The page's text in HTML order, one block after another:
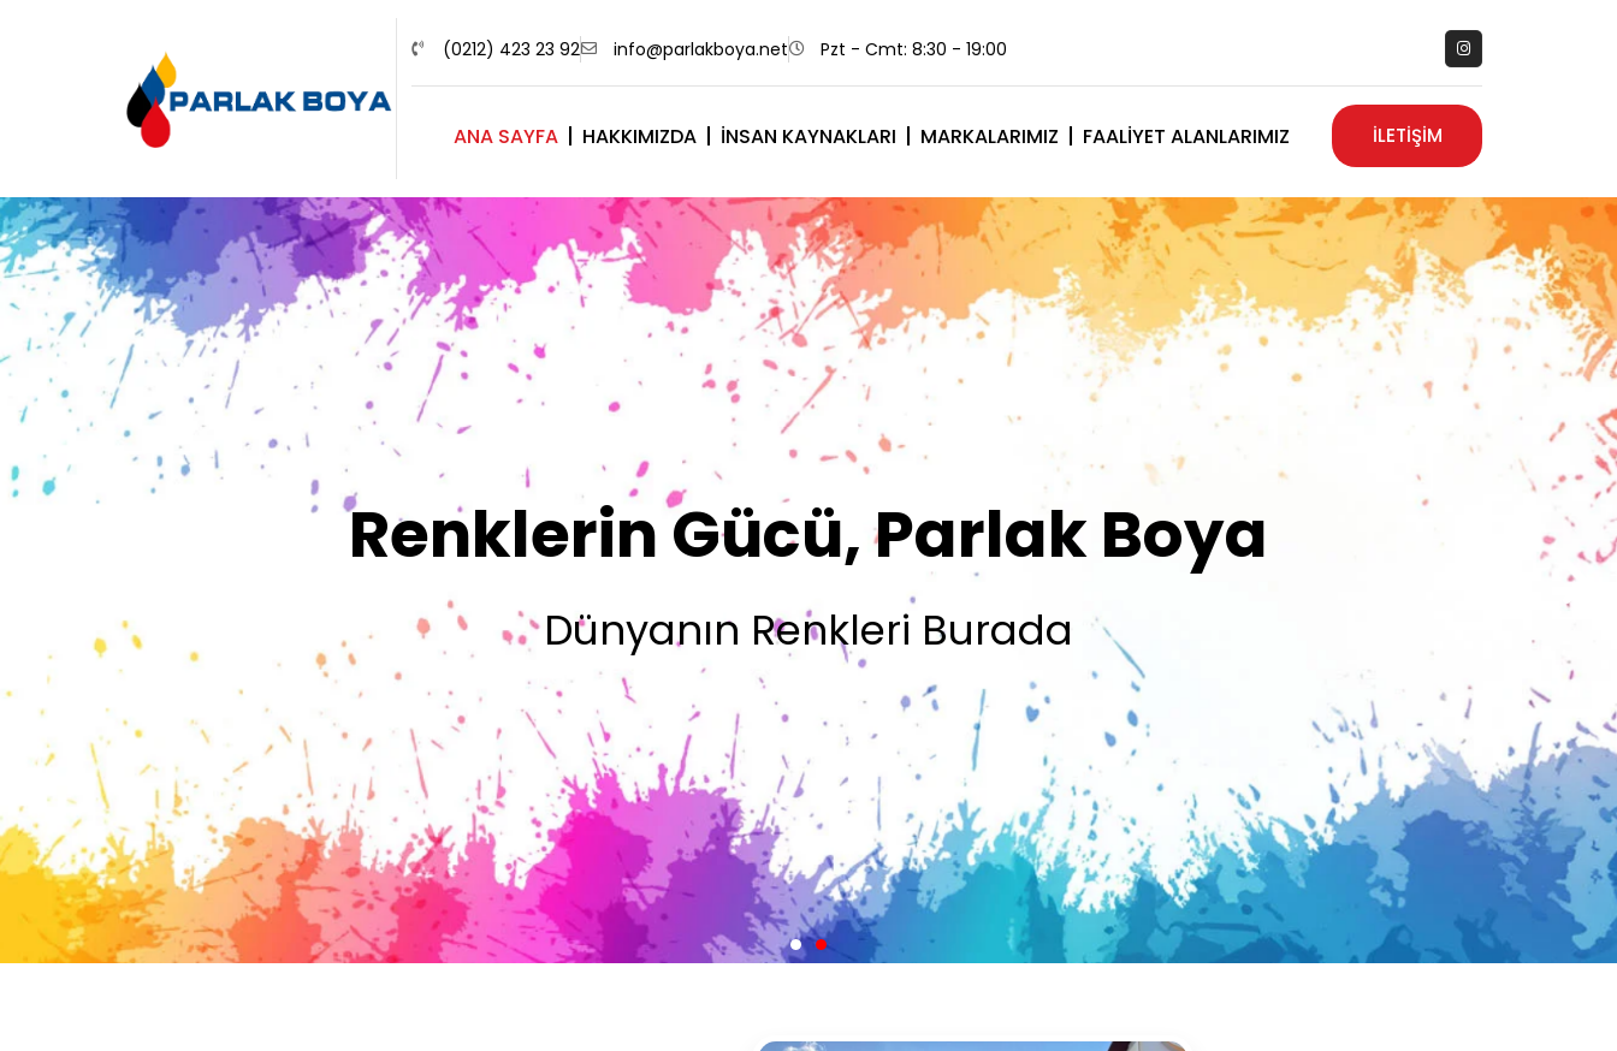
(0212) 423 23 92 info@parlakboya.net Pzt - Cmt: 8:30 - 19:00
ANA SAYFA HAKKIMIZDA İNSAN KAYNAKLARI MARKALARIMIZ FAALIYET ALANLARIMIZ İLETİŞİM
Renklerimiz Sizin İmzanız
Olsun